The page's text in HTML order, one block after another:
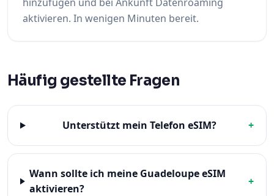
aktivieren. In wenigen Minuten bereit.
Häufig gestellte Fragen
Unterstützt mein Telefon eSIM? +
Wann sollte ich meine Guadeloupe eSIM
aktivieren?
+